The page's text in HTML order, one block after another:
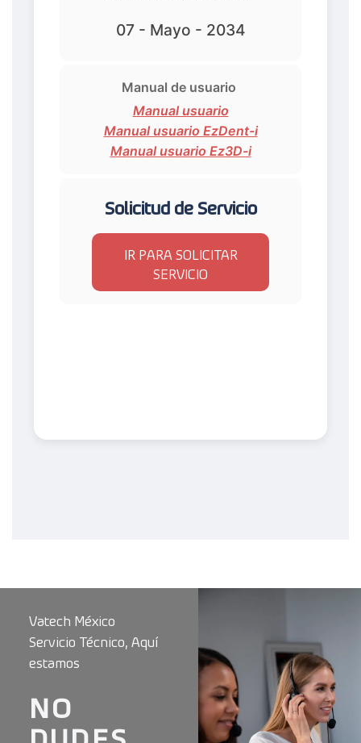
07 - Mayo - 2034
Manual de usuario
Manual usuario
Manual usuario EzDent-i
Manual usuario Ez3D-i
Solicitud de Servicio
IR PARA SOLICITAR
SERVICIO
Vatech México
Servicio Técnico, Aquí
estamos
NO
DUDES